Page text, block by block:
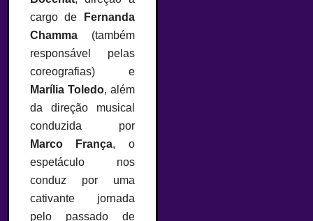
cargo de
Fernanda
Chamma (também
responsável pelas
coreografias) e
Marília Toledo, além
da direção musical
conduzida por
Marco França, o
espetáculo nos
conduz por uma
cativante jornada
pelo passado de